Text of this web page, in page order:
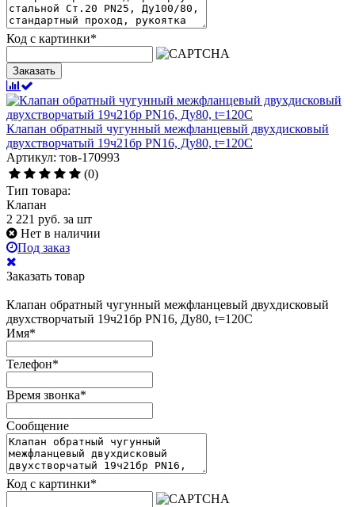
Код с картинки*
Заказать
Клапан обратный чугунный межфланцевый двухдисковый
двухстворчатый 19ч21бр PN16, Ду80, t=120C
Артикул: тов-170993
(0)
Тип товара:
Клапан
2 221 руб. за шт
Нет в наличии
Под заказ
Заказать товар
Клапан обратный чугунный межфланцевый двухдисковый
двухстворчатый 19ч21бр PN16, Ду80, t=120C
Имя*
Телефон*
Время звонка*
Сообщение
Код с картинки*